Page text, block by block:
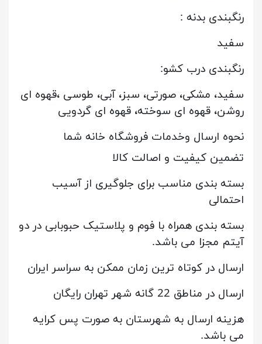
رنگبندی بدنه :
سفید
رنگبندی درب کشو:
سفید، مشکی، صورتی، سبز، آبی، طوسی ،قهوه ای
روشن، قهوه ای سوخته، قهوه ای گردویی
نحوه ارسال وخدمات فروشگاه خانه شما
تضمین کیفیت و اصالت کالا
بسته بندی مناسب برای جلوگیری از آسیب
احتمالی
بسته بندی همراه با فوم و پلاستیک حبوبابی در دو
آیتم مجزا می باشد.
ارسال در کوتاه ترین زمان ممکن به سراسر ایران
ارسال در مناطق 22 گانه شهر تهران رایگان
هزینه ارسال به شهرستان به صورت پس کرایه
می باشد.